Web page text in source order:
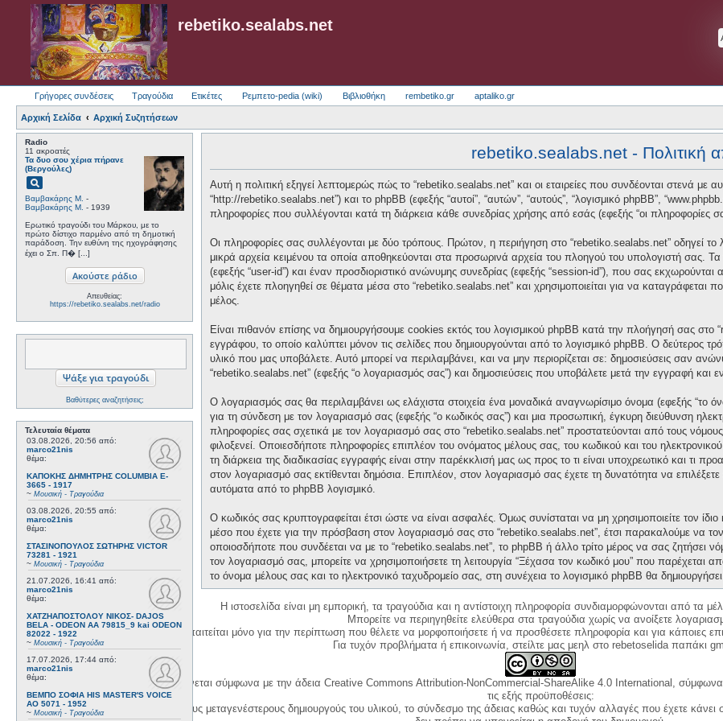
rebetiko.sealabs.net
Γρήγορες συνδέσεις Τραγούδια Ετικέτες Ρεμπετο-pedia (wiki) Βιβλιοθήκη rembetiko.gr aptaliko.gr
Αρχική Σελίδα Αρχική Συζητήσεων
Radio
11 ακροατές
Τα δυο σου χέρια πήρανε
(Βεργούλες)
pageview
Βαμβακάρης Μ. -
Βαμβακάρης Μ. - 1939
Ερωτικό τραγούδι του Μάρκου, με το
πρώτο δίστιχο παρμένο από τη δημοτική
παράδοση. Την ευθύνη της ηχογράφησης
έχει ο Σπ. Π� [...]
Απευθείας:
https://rebetiko.sealabs.net/radio
Βαθύτερες αναζητήσεις;
Τελευταία θέματα
03.08.2026, 20:56 από:
marco21nis
θέμα:
ΚΑΠΟΚΗΣ ΔΗΜΗΤΡΗΣ COLUMBIA E-
3665 - 1917
~ Μουσική - Τραγούδια
03.08.2026, 20:55 από:
marco21nis
θέμα:
ΣΤΑΣΙΝΟΠΟΥΛΟΣ ΣΩΤΗΡΗΣ VICTOR
73281 - 1921
~ Μουσική - Τραγούδια
21.07.2026, 16:41 από:
marco21nis
θέμα:
ΧΑΤΖΗΑΠΟΣΤΟΛΟΥ ΝΙΚΟΣ- DAJOS
BELA - ODEON AA 79815_9 kai ODEON
82022 - 1922
~ Μουσική - Τραγούδια
17.07.2026, 17:44 από:
marco21nis
θέμα:
ΒΕΜΠΟ ΣΟΦΙΑ HIS MASTER'S VOICE
AO 5071 - 1952
~ Μουσική - Τραγούδια
rebetiko.sealabs.net - Πολιτική
Αυτή η πολιτική εξηγεί λεπτομερώς πώς το “rebetiko.sealabs.net” και οι εταιρείες που συνδέονται στενά με
“http://rebetiko.sealabs.net”) και το phpBB (εφεξής “αυτοί”, “αυτών”, “αυτούς”, “λογισμικό phpBB”,
πληροφορίες που συλλέγονται κατά τη διάρκεια κάθε συνεδρίας χρήσης από εσάς (εφεξής “οι πληροφορίες
Οι πληροφορίες σας συλλέγονται με δύο τρόπους. Πρώτον, η περιήγηση στο “rebetiko.sealabs.net” οδηγεί το
μικρά αρχεία κειμένου τα οποία αποθηκεύονται στα προσωρινά αρχεία του πλοηγού του υπολογιστή σας.
(εφεξής “user-id”) και έναν προσδιοριστικό ανώνυμης συνεδρίας (εφεξής “session-id”), που σας
μόλις έχετε πλοηγηθεί σε θέματα μέσα στο “rebetiko.sealabs.net” και χρησιμοποιείται για να καταγράφεται
μέλος.
Είναι πιθανόν επίσης να δημιουργήσουμε cookies εκτός του λογισμικού phpBB κατά την πλοήγησή σας
εγγράφου, το οποίο καλύπτει μόνον τις σελίδες που δημιουργούνται από το λογισμικό phpBB. Ο δεύτερος
υλικό που μας υποβάλετε. Αυτό μπορεί να περιλαμβάνει, και να μην περιορίζεται σε: δημοσιεύσεις σαν
“rebetiko.sealabs.net” (εφεξής “ο λογαριασμός σας”) και δημοσιεύσεις που υποβάλετε μετά την εγγραφή και
Ο λογαριασμός σας θα περιλαμβάνει ως ελάχιστα στοιχεία ένα μοναδικά αναγνωρίσιμο όνομα (εφεξής “το
για τη σύνδεση με τον λογαριασμό σας (εφεξής “ο κωδικός σας”) και μια προσωπική, έγκυρη διεύθυνση
πληροφορίες σας σχετικά με τον λογαριασμό σας στο “rebetiko.sealabs.net” προστατεύονται από τους
φιλοξενεί. Οποιεσδήποτε πληροφορίες επιπλέον του ονόματος μέλους σας, του κωδικού και του
τη διάρκεια της διαδικασίας εγγραφής είναι στην παρέκκλισή μας ως προς το τι είναι υποχρεωτικό και τι
στον λογαριασμό σας εκτίθενται δημόσια. Επιπλέον, στον λογαριασμό σας έχετε τη δυνατότητα να
αυτόματα από το phpBB λογισμικό.
Ο κωδικός σας κρυπτογραφείται έτσι ώστε να είναι ασφαλές. Όμως συνίσταται να μη χρησιμοποιείτε τον
μέσο που έχετε για την πρόσβαση στον λογαριασμό σας στο “rebetiko.sealabs.net”, έτσι παρακαλούμε να
οποιοσδήποτε που συνδέεται να με το “rebetiko.sealabs.net”, το phpBB ή άλλο τρίτο μέρος να σας ζητήσει
τον λογαριασμό σας, μπορείτε να χρησιμοποιήσετε τη λειτουργία “Ξέχασα τον κωδικό μου” που παρέχεται
το όνομα μέλους σας και το ηλεκτρονικό ταχυδρομείο σας, στη συνέχεια το λογισμικό phpBB θα
Η ιστοσελίδα είναι μη εμπορική, τα τραγούδια και η αντίστοιχη πληροφορία συνδιαμορφώνονται από τα
Μπορείτε να περιηγηθείτε ελεύθερα στα τραγούδια χωρίς να ανοίξετε
Η δημιουργία λογαριασμού απαιτείται μόνο για την περίπτωση που θέλετε να μορφοποιήσετε ή να προσθέσετε πληροφορία και για κάποιες
Για τυχόν προβλήματα ή επικοινωνία, στείλτε μας μεηλ στο rebetoselida παπάκι
Η χρήση του υλικού της σελίδας γίνεται σύμφωνα με την άδεια Creative Commons Attribution-NonCommercial-ShareAlike 4.0 International, σύμφωνα
τις εξής προϋποθέσεις:
1. Να αναφέρετε τον αρχικό και τους μεταγενέστερους δημιουργούς του υλικού, το σύνδεσμο της άδειας καθώς και τυχόν αλλαγές που έχετε